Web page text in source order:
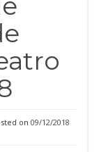
on 09/12/2018